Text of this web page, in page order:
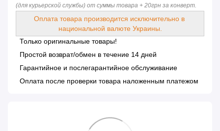
(для курьерской службы) от суммы товара + 20грн за конверт.
Оплата товара производится исключительно в
национальной валюте Украины.
Только оригинальные товары!
Простой возврат/обмен в течение 14 дней
Гарантийное и послегарантийное обслуживание
Оплата после проверки товара наложенным платежом